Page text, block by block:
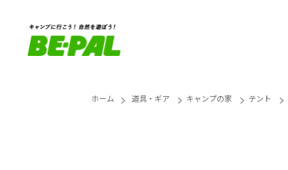
ホーム 道具・ギア キャンプの家 テント